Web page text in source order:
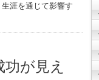
涯を通じて影響す
が見え